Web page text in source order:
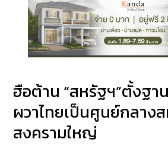
ฮือต้าน “สหรัฐฯ”ตั้งฐ
ผวาไทยเป็นศูนย์กลาง
สงครามใหญ่